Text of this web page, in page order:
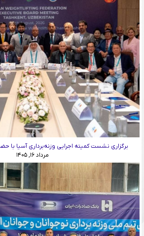
برگزاری نشست کمیته اجرایی وزنه‌برداری آسیا با
مرداد ۱۶, ۱۴۰۵